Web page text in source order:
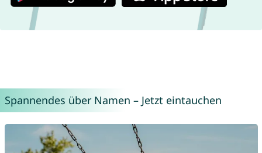
Spannendes über Namen – Jetzt eintauchen